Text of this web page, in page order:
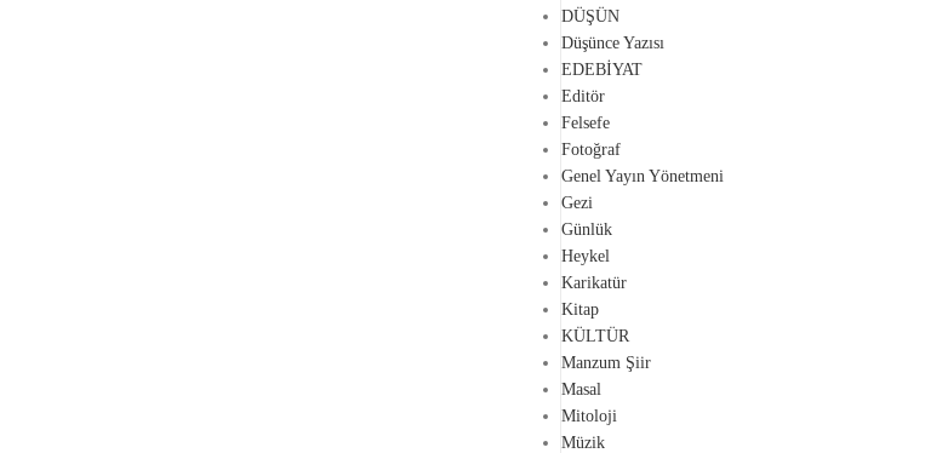
DÜŞÜN
Düşünce Yazısı
EDEBİYAT
Editör
Felsefe
Fotoğraf
Genel Yayın Yönetmeni
Gezi
Günlük
Heykel
Karikatür
Kitap
KÜLTÜR
Manzum Şiir
Masal
Mitoloji
Müzik